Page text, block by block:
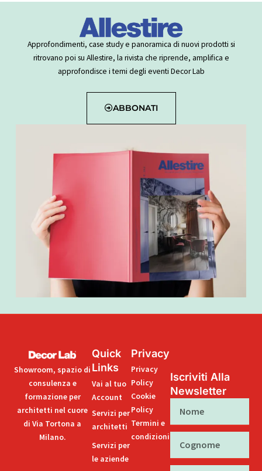
Approfondimenti, case study e panoramica di nuovi prodotti si
ritrovano poi su Allestire, la rivista che riprende, amplifica e
approfondisce i temi degli eventi Decor Lab
ABBONATI
Showroom, spazio di
consulenza e
formazione per
architetti nel cuore
di Via Tortona a
Milano.
Quick
Links
Vai al tuo
Account
Servizi per
architetti
Servizi per
le aziende
Privacy
Privacy
Policy
Cookie
Policy
Termini e
condizioni
Iscriviti Alla
Newsletter